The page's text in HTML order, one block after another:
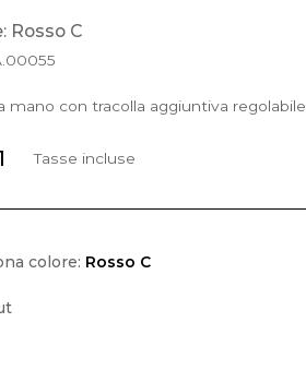
Rosso C
mano con tracolla aggiuntiva regolabile
Tasse incluse
colore: Rosso C